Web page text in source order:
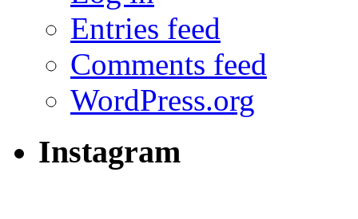
Entries feed
Comments feed
WordPress.org
Instagram